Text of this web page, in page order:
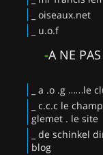
_ oiseaux.net
_ u.o.f
-A NE
_ a .o .g ……le
_ c.c.c le
glemet . le site
_ de schinkel
blog